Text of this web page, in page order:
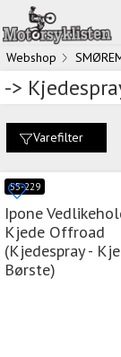
Webshop
->
Varefilter
55-229
Ipone
Kjede Offroad
(Kjedespray -
Børste)